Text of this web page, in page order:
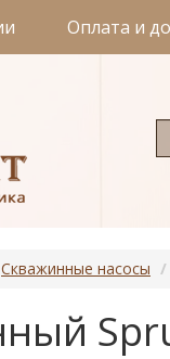
Оплата и
Скважинные насосы